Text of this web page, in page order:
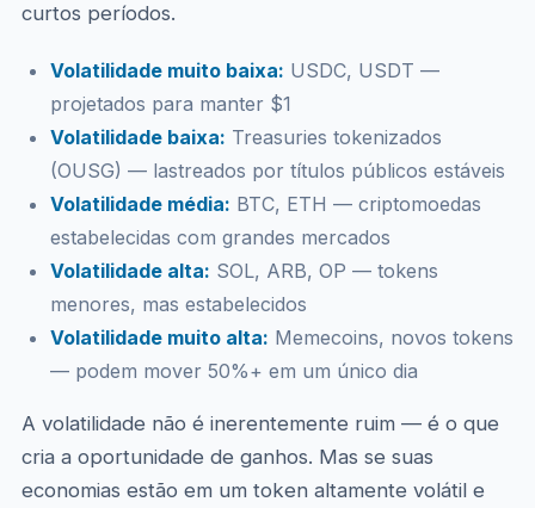
curtos períodos.
Volatilidade muito baixa: USDC, USDT —
projetados para manter $1
Volatilidade baixa: Treasuries tokenizados
(OUSG) — lastreados por títulos públicos estáveis
Volatilidade média: BTC, ETH — criptomoedas
estabelecidas com grandes mercados
Volatilidade alta: SOL, ARB, OP — tokens
menores, mas estabelecidos
Volatilidade muito alta: Memecoins, novos tokens
— podem mover 50%+ em um único dia
A volatilidade não é inerentemente ruim — é o que
cria a oportunidade de ganhos. Mas se suas
economias estão em um token altamente volátil e